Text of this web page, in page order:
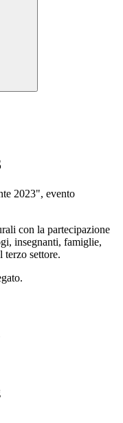
2023", evento
con la partecipazione
insegnanti, famiglie,
terzo settore.